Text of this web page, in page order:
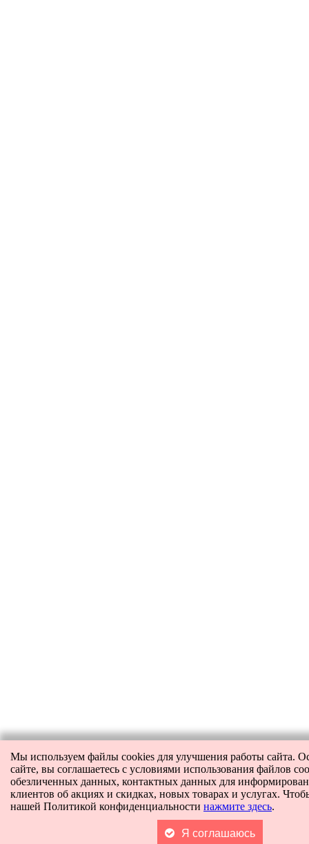
Мы используем файлы cookies для улучшения работы сайта.
сайте, вы соглашаетесь с условиями использования файлов
обезличенных данных, контактных данных для
клиентов об акциях и скидках, новых товарах и услугах.
нашей Политикой конфиденциальности нажмите здесь.
Я соглашаюсь